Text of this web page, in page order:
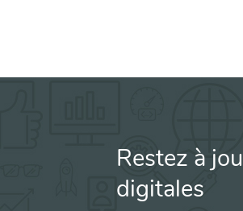
Restez à
digitales